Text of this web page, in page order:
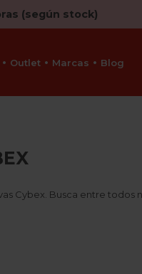
(según stock)
Outlet Marcas Blog
Cybex. Busca entre todos